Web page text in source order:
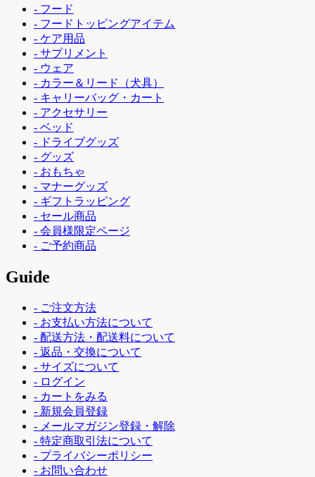
- フード
- フードトッピングアイテム
- ケア用品
- サプリメント
- ウェア
- カラー＆リード（犬具）
- キャリーバッグ・カート
- アクセサリー
- ベッド
- ドライブグッズ
- グッズ
- おもちゃ
- マナーグッズ
- ギフトラッピング
- セール商品
- 会員様限定ページ
- ご予約商品
Guide
- ご注文方法
- お支払い方法について
- 配送方法・配送料について
- 返品・交換について
- サイズについて
- ログイン
- カートをみる
- 新規会員登録
- メールマガジン登録・解除
- 特定商取引法について
- プライバシーポリシー
- お問い合わせ